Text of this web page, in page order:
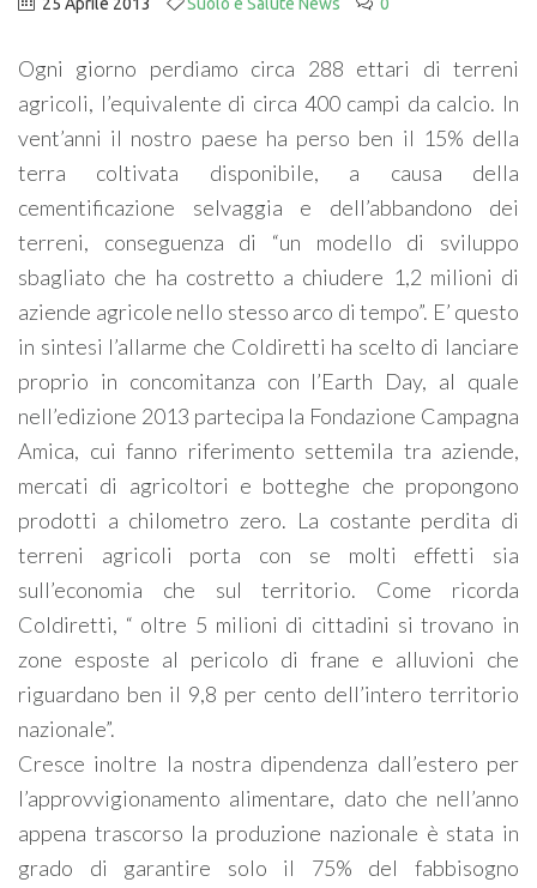
Ogni giorno perdiamo circa 288 ettari di terreni
agricoli, l’equivalente di circa 400 campi da calcio. In
vent’anni il nostro paese ha perso ben il 15% della
terra coltivata disponibile, a causa della
cementificazione selvaggia e dell’abbandono dei
terreni, conseguenza di “un modello di sviluppo
sbagliato che ha costretto a chiudere 1,2 milioni di
aziende agricole nello stesso arco di tempo”. E’ questo
in sintesi l’allarme che Coldiretti ha scelto di lanciare
proprio in concomitanza con l’Earth Day, al quale
nell’edizione 2013 partecipa la Fondazione Campagna
Amica, cui fanno riferimento settemila tra aziende,
mercati di agricoltori e botteghe che propongono
prodotti a chilometro zero. La costante perdita di
terreni agricoli porta con se molti effetti sia
sull’economia che sul territorio. Come ricorda
Coldiretti, “ oltre 5 milioni di cittadini si trovano in
zone esposte al pericolo di frane e alluvioni che
riguardano ben il 9,8 per cento dell’intero territorio
nazionale”.
Cresce inoltre la nostra dipendenza dall’estero per
l’approvvigionamento alimentare, dato che nell’anno
appena trascorso la produzione nazionale è stata in
grado di garantire solo il 75% del fabbisogno